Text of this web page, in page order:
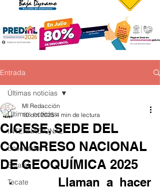
Entrada
Últimas noticias
INTERNACIONAL
Ensenada
Estatal
Tecate
Últimas noticias
CICESE, SEDE DEL
CONGRESO NACIONAL
DE GEOQUÍMICA 2025
MI Redacción
10 oct 2025 4 min de lectura
·       Llaman a hacer